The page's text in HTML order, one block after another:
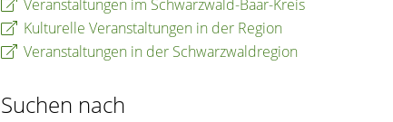
Veranstaltungen im Schwarzwald-Baar-Kreis
Kulturelle Veranstaltungen in der Region
Veranstaltungen in der Schwarzwaldregion
Suchen nach